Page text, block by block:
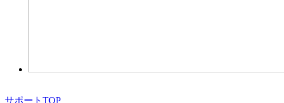
サポートTOP